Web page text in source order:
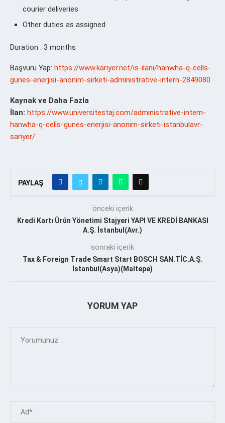
courier deliveries
Other duties as assigned
Duration : 3 months
Başvuru Yap: https://www.kariyer.net/is-ilani/hanwha-q-cells-
gunes-enerjisi-anonim-sirketi-administrative-intern-2849080
Kaynak ve Daha Fazla
İlan: https://www.universitestaj.com/administrative-intern-
hanwha-q-cells-gunes-enerjisi-anonim-sirketi-istanbulavr-
sariyer/
PAYLAŞ
önceki içerik
Kredi Kartı Ürün Yönetimi Stajyeri YAPI VE KREDİ BANKASI
A.Ş. İstanbul(Avr.)
sonraki içerik
Tax & Foreign Trade Smart Start BOSCH SAN.TİC.A.Ş.
İstanbul(Asya)(Maltepe)
YORUM YAP